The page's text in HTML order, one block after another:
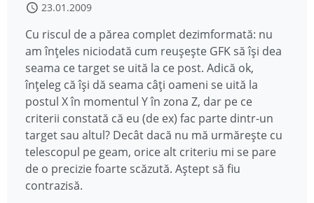
23.01.2009
Cu riscul de a părea complet dezimformată: nu
am înţeles niciodată cum reuşeşte GFK să îşi dea
seama ce target se uită la ce post. Adică ok,
înţeleg că îşi dă seama câţi oameni se uită la
postul X în momentul Y în zona Z, dar pe ce
criterii constată că eu (de ex) fac parte dintr-un
target sau altul? Decât dacă nu mă urmăreşte cu
telescopul pe geam, orice alt criteriu mi se pare
de o precizie foarte scăzută. Aştept să fiu
contrazisă.